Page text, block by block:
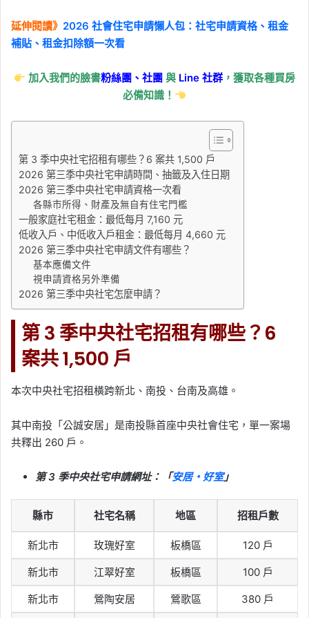
延伸閱讀》 2026 社會住宅申請懶人包：社宅申請資格、租金
補貼、租金扣除額一次看
加入我們的臉書粉絲團、社團與 Line社群 ，獲取各種買房
必備知識！
第 3 季中央社宅招租有哪些？6 案共 1,500 戶
2026 第三季中央社宅申請時間、抽籤及入住日期
2026 第三季中央社宅申請資格一次看
各縣市所得、財產及無自有住宅門檻
一般家庭社宅租金：最低每月 7,160 元
低收入戶、中低收入戶租金：最低每月 4,660 元
2026 第三季中央社宅申請文件有哪些？
基本應備文件
視申請資格另外準備
2026 第三季中央社宅怎麼申請？
第 3 季中央社宅招租有哪些？6
案共 1,500 戶
本次中央社宅招租橫跨新北、南投、台南及高雄。
其中南投「公誠安居」是南投縣首座中央社會住宅，單一案場
共釋出 260 戶。
第 3 季中央社宅申請網址：「安居・好室」
縣市 社宅名稱 地區 招租戶數
新北市 玫瑰好室 板橋區 120 戶
新北市 江翠好室 板橋區 100 戶
新北市 鶯陶安居 鶯歌區 380 戶